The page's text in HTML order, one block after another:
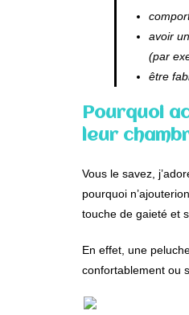
avoir
(par
être
Pourquoi
leur
Vous le savez,
pourquoi
touche de gaieté et
En effet, une
confortablement ou